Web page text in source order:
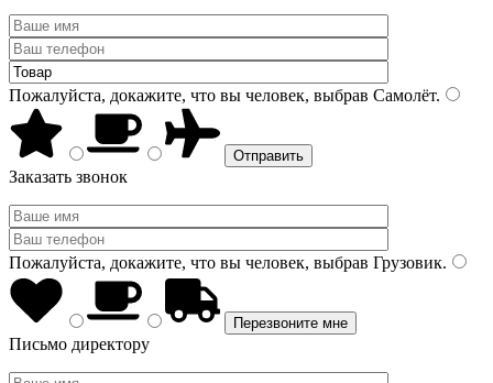
Пожалуйста, докажите, что вы человек, выбрав Самолёт.
Заказать звонок
Пожалуйста, докажите, что вы человек, выбрав Грузовик.
Письмо директору